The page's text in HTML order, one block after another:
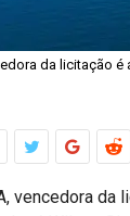
da licitação é
vencedora